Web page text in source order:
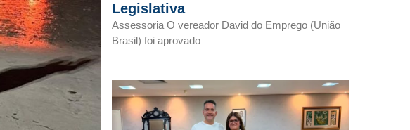
Legislativa
Assessoria O vereador David do Emprego (União
Brasil) foi aprovado